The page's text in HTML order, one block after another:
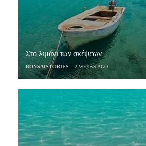
Στο λιμάνι των σκέψεων
BONSAISTORIES 2 WEEKS AGO